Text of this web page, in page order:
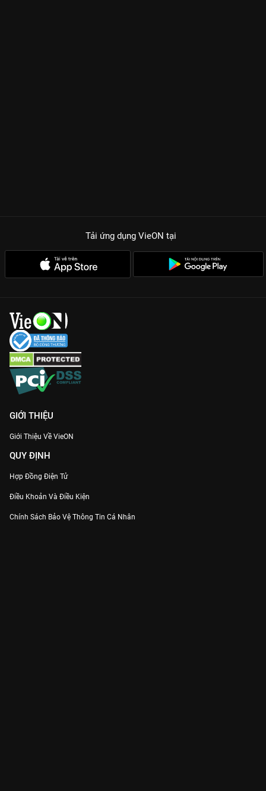
Tải ứng dụng VieON tại
GIỚI THIỆU
Giới Thiệu Về VieON
QUY ĐỊNH
Hợp Đồng Điện Tử
Điều Khoản Và Điều Kiện
Chính Sách Bảo Vệ Thông Tin Cá Nhân